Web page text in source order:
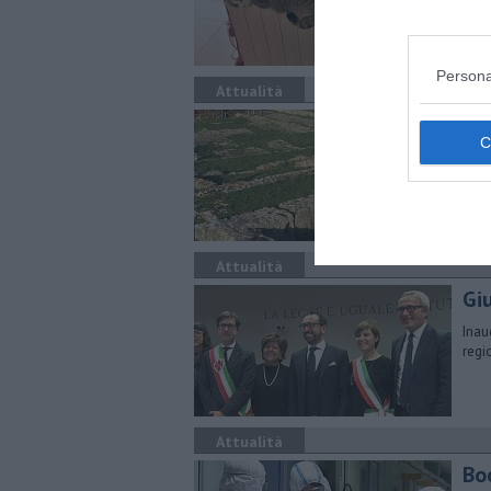
Le
Attualità
Attualità
Attualità